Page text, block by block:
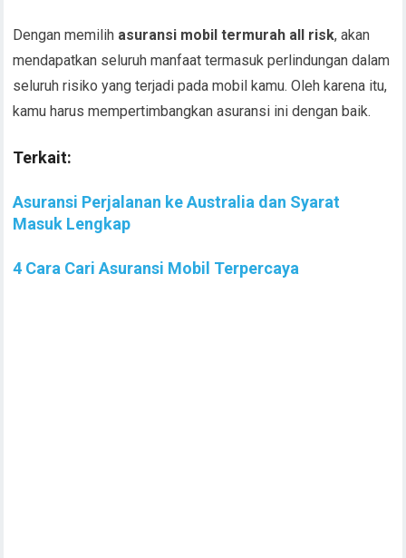
Dengan memilih asuransi mobil termurah all risk, akan
mendapatkan seluruh manfaat termasuk perlindungan dalam
seluruh risiko yang terjadi pada mobil kamu. Oleh karena itu,
kamu harus mempertimbangkan asuransi ini dengan baik.
Terkait:
Asuransi Perjalanan ke Australia dan Syarat
Masuk Lengkap
4 Cara Cari Asuransi Mobil Terpercaya